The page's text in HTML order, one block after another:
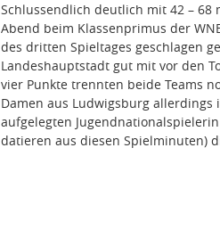
Schlussendlich deutlich mit 42 – 68
Abend beim Klassenprimus der
des dritten Spieltages geschlagen
Landeshauptstadt gut mit vor den
vier Punkte trennten beide Teams
Damen aus Ludwigsburg
aufgelegten
datieren aus diesen Spielminuten)